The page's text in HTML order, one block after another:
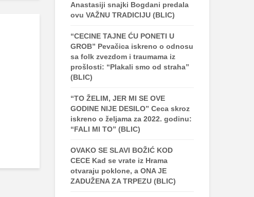
Anastasiji snajki Bogdani predala
ovu VAŽNU TRADICIJU (BLIC)
“CECINE TAJNE ĆU PONETI U
GROB” Pevačica iskreno o odnosu
sa folk zvezdom i traumama iz
prošlosti: “Plakali smo od straha”
(BLIC)
“TO ŽELIM, JER MI SE OVE
GODINE NIJE DESILO” Ceca skroz
iskreno o željama za 2022. godinu:
“FALI MI TO” (BLIC)
OVAKO SE SLAVI BOŽIĆ KOD
CECE Kad se vrate iz Hrama
otvaraju poklone, a ONA JE
ZADUŽENA ZA TRPEZU (BLIC)